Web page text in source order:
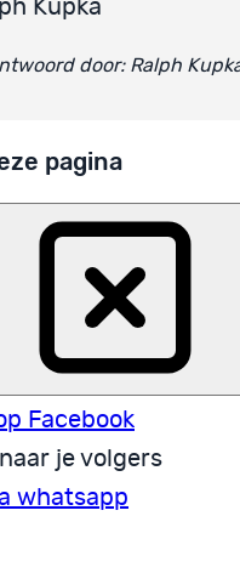
Kupka
door: Ralph
pagina
Facebook
je volgers
whatsapp